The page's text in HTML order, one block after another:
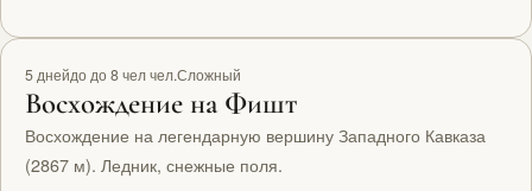
Топ маршрут
5 днейдо до 8 чел чел.Сложный
Восхождение на Фишт
Восхождение на легендарную вершину Западного Кавказа
(2867 м). Ледник, снежные поля.